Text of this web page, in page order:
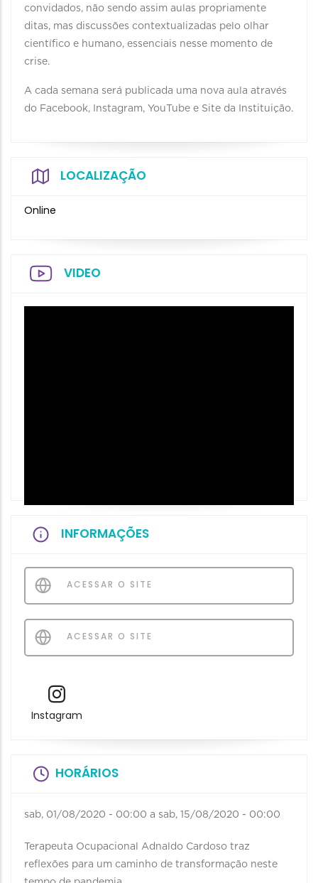
convidados, não sendo assim aulas propriamente
ditas, mas discussões contextualizadas pelo olhar
científico e humano, essenciais nesse momento de
crise.
A cada semana será publicada uma nova aula através
do Facebook, Instagram, YouTube e Site da Instituição.
LOCALIZAÇÃO
Online
VIDEO
INFORMAÇÕES
ACESSAR O SITE
ACESSAR O SITE
Instagram
HORÁRIOS
sab, 01/08/2020 - 00:00 a sab, 15/08/2020 - 00:00
Terapeuta Ocupacional Adnaldo Cardoso traz
reflexões para um caminho de transformação neste